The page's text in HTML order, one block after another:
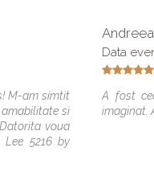
M-am simtit
si
voua
5216 by
Andreea
Data
A fost
imaginat.